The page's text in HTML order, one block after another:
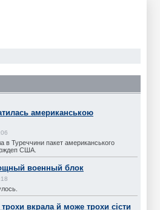
американською
в Туреччини пакет американського
США.
военный блок
вкрала й може трохи сісти